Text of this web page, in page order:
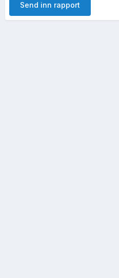
Send inn rapport